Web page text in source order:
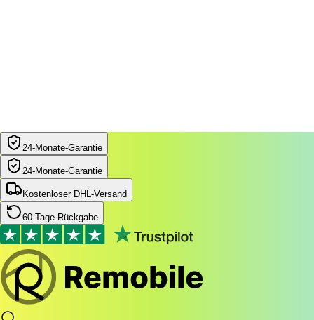
24‑Monate‑Garantie
24‑Monate‑Garantie
Kostenloser DHL-Versand
60-Tage Rückgabe